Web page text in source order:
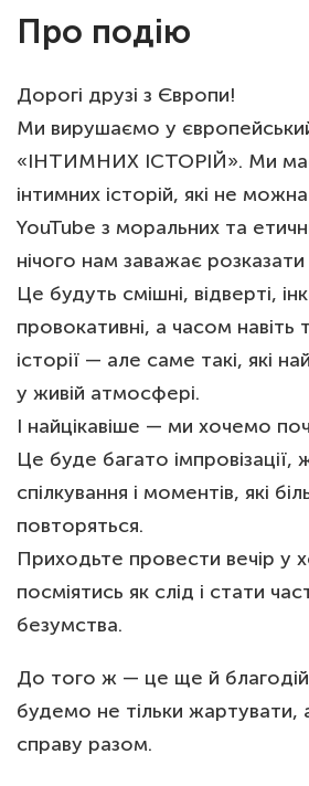
Про подію
Дорогі друзі з Європи!
Ми вирушаємо у
«ІНТИМНИХ ІСТОРІЙ». Ми
інтимних історій, які не
YouTube з моральних та
нічого нам заважає розказати
Це будуть смішні, відверті,
провокативні, а часом навіть
історії — але саме такі, які
у живій атмосфері.
І найцікавіше — ми хочемо
Це буде багато імпровізації,
спілкування і моментів, які
повторяться.
Приходьте провести вечір у
посміятись як слід і стати
безумства.
До того ж — це ще й
будемо не тільки
справу разом.